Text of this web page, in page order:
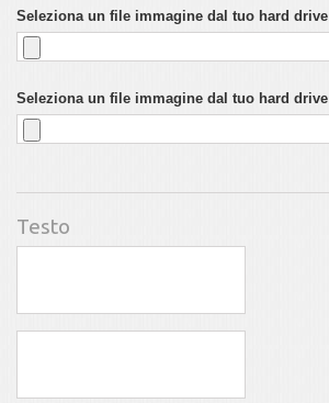
Seleziona un file immagine dal tuo hard drive
Seleziona un file immagine dal tuo hard drive
Testo